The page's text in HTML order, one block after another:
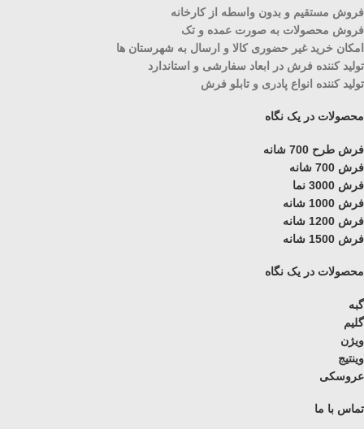
فروش مستقیم و بدون واسطه از کارخانه
فروش محصولات به صورت عمده و تک
امکان خرید غیر حضوری کالا و ارسال به شهرستان ها
تولید کننده فرش در ابعاد سفارشی و استاندارد
تولید کننده انواع پادری و تابلو فرش
محصولات در یک نگاه
فرش طرح 700 شانه
فرش 700 شانه
فرش 3000 نما
فرش 1000 شانه
فرش 1200 شانه
فرش 1500 شانه
محصولات در یک نگاه
گبه
گلیم
ویژن
وینتیج
عروسکی
تماس با ما